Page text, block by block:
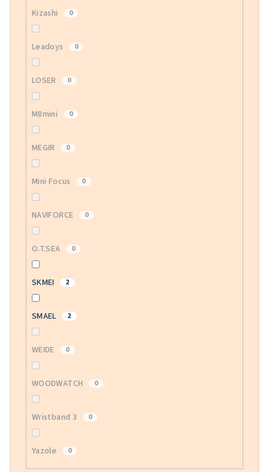
Kizashi 0
Leadoys 0
LOSER 0
M8mini 0
MEGIR 0
Mini Focus 0
NAVIFORCE 0
O.T.SEA 0
SKMEI 2
SMAEL 2
WEIDE 0
WOODWATCH 0
Wristband 3 0
Yazole 0